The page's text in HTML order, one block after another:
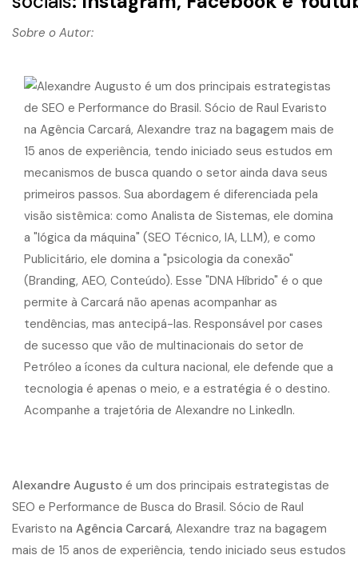
Sobre o Autor:
Alexandre Augusto é um dos principais estrategistas de
SEO e Performance de Busca do Brasil. Sócio de Raul
Evaristo na Agência Carcará, Alexandre traz na bagagem
mais de 15 anos de experiência, tendo iniciado seus estudos